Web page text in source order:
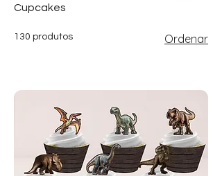
Cupcakes
130 produtos Ordenar